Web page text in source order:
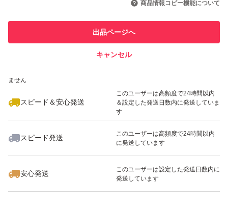
での取引実績があります
ません
スピード＆安心発送
このユーザーは高頻度で24時間以内
＆設定した発送日数内に発送していま
す
スピード発送
このユーザーは高頻度で24時間以内
に発送しています
安心発送
このユーザーは設定した発送日数内に
発送しています
商品情報コピー機能について
出品ページへ
キャンセル
いいね！
800